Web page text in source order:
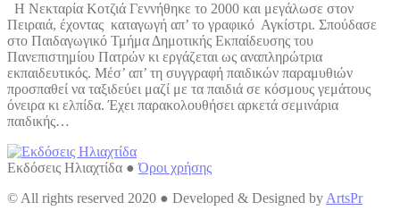
Η Νεκταρία Κοτζιά Γεννήθηκε το 2000 και μεγάλωσε στον
Πειραιά, έχοντας καταγωγή απ’ το γραφικό Αγκίστρι. Σπούδασε
στο Παιδαγωγικό Τμήμα Δημοτικής Εκπαίδευσης του
Πανεπιστημίου Πατρών κι εργάζεται ως αναπληρώτρια
εκπαιδευτικός. Μέσ’ απ’ τη συγγραφή παιδικών παραμυθιών
προσπαθεί να ταξιδεύει μαζί με τα παιδιά σε κόσμους γεμάτους
όνειρα κι ελπίδα. Έχει παρακολουθήσει αρκετά σεμινάρια
παιδικής…
Εκδόσεις Ηλιαχτίδα ●Όροι χρήσης
© All rights reserved 2020 ● Developed & Designed by ArtsPr